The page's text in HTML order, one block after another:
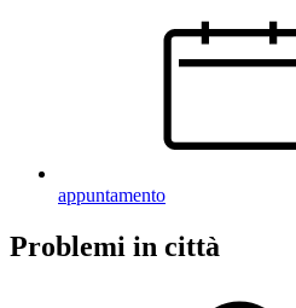
appuntamento
Problemi in città